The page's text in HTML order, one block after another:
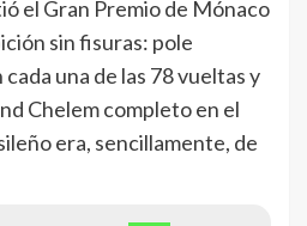
el Gran Premio de Mónaco
sin fisuras: pole
una de las 78 vueltas y
Chelem completo en el
era, sencillamente, de